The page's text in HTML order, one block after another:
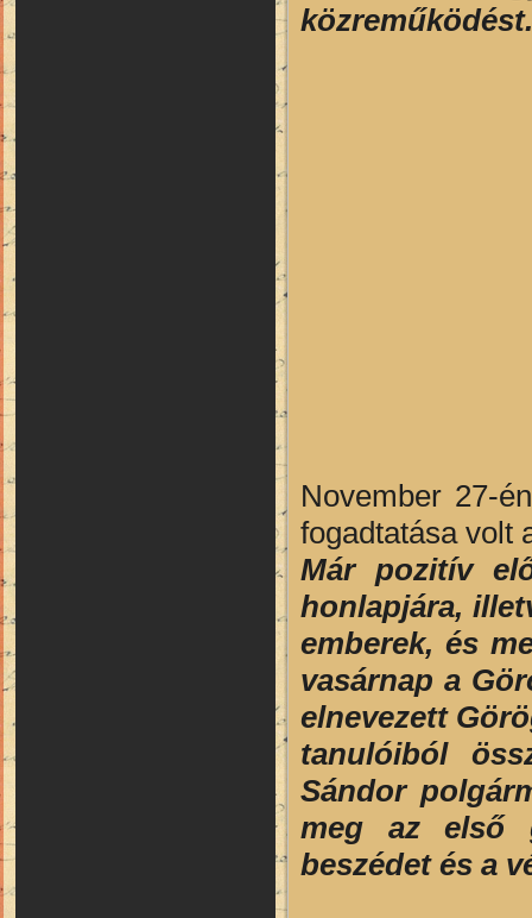
November 27-
fogadtatása volt
Már pozitív
honlapjára,
emberek, és
vasárnap a
elnevezett
tanulóiból
Sándor
meg az első
beszédet és a